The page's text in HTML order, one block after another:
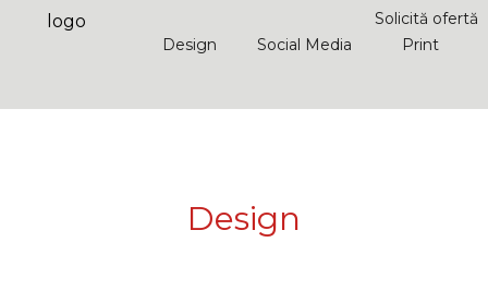
logo
Solicită ofertă
Design
Social Media Print
Design